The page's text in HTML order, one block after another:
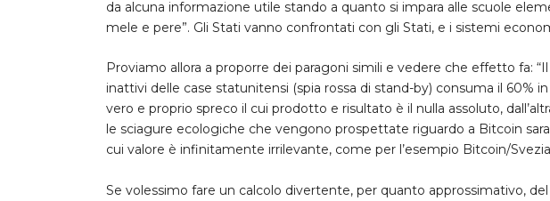
da alcuna informazione utile stando a quanto si impara alle scuole
mele e pere”. Gli Stati vanno confrontati con gli Stati, e i sistemi
Proviamo allora a proporre dei paragoni simili e vedere che effetto fa:
inattivi delle case statunitensi (spia rossa di stand-by) consuma il 60%
vero e proprio spreco il cui prodotto e risultato è il nulla assoluto,
le sciagure ecologiche che vengono prospettate riguardo a Bitcoin
cui valore è infinitamente irrilevante, come per l’esempio Bitcoin/
Se volessimo fare un calcolo divertente, per quanto approssimativo,